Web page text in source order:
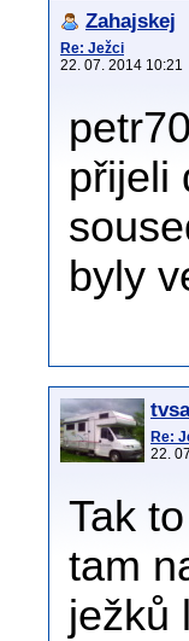
Zahajskej
Re: Ježci
22. 07. 2014 10:21
přijeli
byly
Re:
22.
Tak
tam
ježků